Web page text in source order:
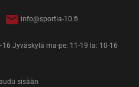
info@sportia-10.fi
Jyväskylä ma-pe: 11-19 la: 10-16
sisään